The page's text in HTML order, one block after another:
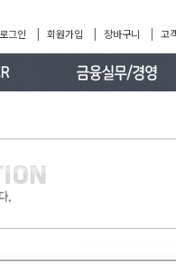
로그인 | 회원가입 | 장바구니 | 고